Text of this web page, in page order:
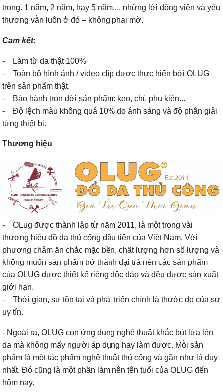
trọng. 1 năm, 2 năm, hay 5 năm,... những lời động viên và yêu
thương vẫn luôn ở đó – không phai mờ.
Cam kết:
- Làm từ da thật 100%
- Toàn bộ hình ảnh / video clip được thực hiện bởi OLUG
trên sản phẩm thật.
- Bảo hành trọn đời sản phẩm: keo, chỉ, phụ kiện...
- Độ lệch màu không quá 10% do ánh sáng và độ phân giải
từng thiết bị.
Thương hiệu
- OLug được thành lập từ năm 2011, là một trong vài
thương hiệu đồ da thủ công đầu tiên của Việt Nam. Với
phương châm ăn chắc mặc bền, chất lượng hơn số lượng và
không muốn sản phẩm trở thành đại trà nên các sản phẩm
của OLUG được thiết kế riêng độc đáo và đều được sản xuất
giới hạn.
- Thời gian, sự tồn tại và phát triển chính là thước đo của sự
uy tín.
- Ngoài ra, OLUG còn ứng dụng nghệ thuật khắc bút lửa lên
da mà không mấy người áp dụng hay làm được. Mỗi sản
phẩm là một tác phẩm nghệ thuật thủ công và gần như là duy
nhất. Đó cũng là một phần làm nên tên tuổi của OLUG đến
hôm nay.